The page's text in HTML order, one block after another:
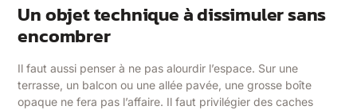
Un objet technique à dissimuler sans
encombrer
Il faut aussi penser à ne pas alourdir l’espace. Sur une
terrasse, un balcon ou une allée pavée, une grosse boîte
opaque ne fera pas l’affaire. Il faut privilégier des caches